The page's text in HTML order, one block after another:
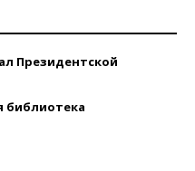
Президентской
библиотека